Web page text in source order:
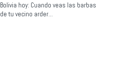
Bolivia hoy: Cuando veas las barbas
de tu vecino arder…